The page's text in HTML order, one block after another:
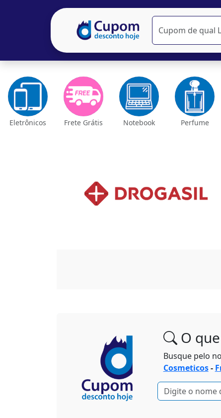
Eletrônicos Frete Grátis Notebook Perfume
O
Busque pelo
Cosmeticos-